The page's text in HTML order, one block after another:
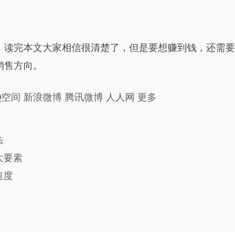
完本文大家相信很清楚了，但是要想赚到钱，还需
方向。
间 新浪微博 腾讯微博 人人网 更多
要素
度